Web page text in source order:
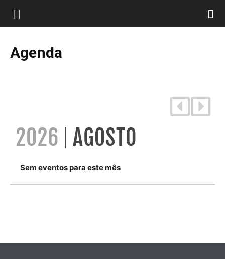
Agenda
AGOSTO
2026
Sem eventos para este mês